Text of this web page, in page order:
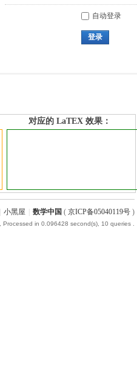
自动登录
登录
对应的 LaTEX 效果：
小黑屋 数学中国 ( 京ICP备05040119号)
, Processed in 0.096428 second(s), 10 queries .